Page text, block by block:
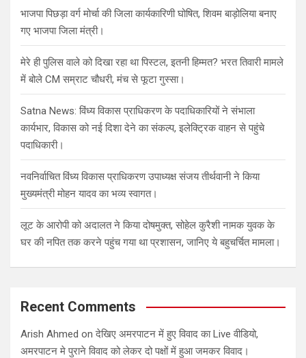
भाजपा पिछड़ा वर्ग मोर्चा की जिला कार्यकारिणी घोषित, शिवम बाड़ोलिया बनाए
गए भाजपा जिला मंत्री।
मेरे ही पुलिस वाले को दिखा रहा था पिस्टल, इतनी हिम्मत? भरत तिवारी मामले
में बोले CM सम्राट चौधरी, मंच से फूटा गुस्सा।
Satna News: विंध्य विकास प्राधिकरण के पदाधिकारियों ने संभाला
कार्यभार, विकास को नई दिशा देने का संकल्प, इलेक्ट्रिक वाहन से पहुंचे
पदाधिकारी।
नवनिर्वाचित विंध्य विकास प्राधिकरण उपाध्यक्ष संजय तीर्थवानी ने किया
मुख्यमंत्री मोहन यादव का भव्य स्वागत।
लूट के आरोपी को अदालत ने किया दोषमुक्त, सोहेल कुरैशी नामक युवक के
घर की नपित तक करने पहुंच गया था प्रशासन, जानिए ये बहुचर्चित मामला।
Recent Comments
Arish Ahmed onदेखिए अमरपाटन में हुए विवाद का Live वीडियो,
अमरपाटन मे पुराने विवाद को लेकर दो पक्षों में हुआ जमकर विवाद।